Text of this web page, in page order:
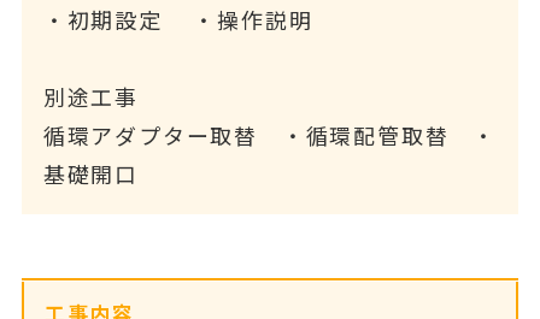
・初期設定 ・操作説明
別途工事
循環アダプター取替 ・循環配管取替 ・
基礎開口
工事内容